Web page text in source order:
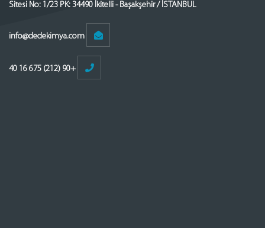
Sitesi No: 1/23 PK: 34490 İkitelli - Başakşehir / İSTANBUL
info@dedekimya.com
+90 (212) 675 16 40